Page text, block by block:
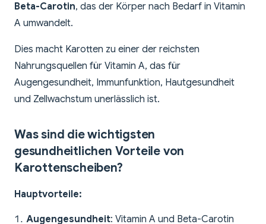
Beta-Carotin, das der Körper nach Bedarf in Vitamin
A umwandelt.
Dies macht Karotten zu einer der reichsten
Nahrungsquellen für Vitamin A, das für
Augengesundheit, Immunfunktion, Hautgesundheit
und Zellwachstum unerlässlich ist.
Was sind die wichtigsten
gesundheitlichen Vorteile von
Karottenscheiben?
Hauptvorteile:
Augengesundheit: Vitamin A und Beta-Carotin